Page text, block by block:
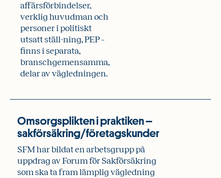
affärsförbindelser,
verklig huvud­man och
personer i politiskt
utsatt ställ-ning, PEP –
finns i separata,
branschgemensamma,
delar av väg­ledningen.
Omsorgsplikten i praktiken –
sakförsäkring/företagskunder
SFM har bildat en arbetsgrupp på
uppdrag av Forum för Sakförsäkring
som ska ta fram lämplig vägledning